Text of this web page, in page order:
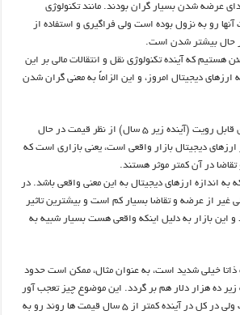
عرضه شدن بسیار گران بودند. مانند تکنولوژی
رو به نزول بوده است ولی فراگیری و استفاده از
در حال بیشتر شدن است.
هستیم که آینده تکنولوژی نقل و انتقالات مالی بر این
دیجیتال امروز، و این الزاماً به معنی گران شدن
ارزهای دیجیتال در آینده ای قابل رویت (آینده زیر ۵ سال) از نظر قیمت در حال
دیجیتال بازار واقعی است، یعنی بازاری است که
در آن کمتر موثر هستند.
به اندازه ارزهای دیجیتال به این معنی واقعی باشد. در
غیر از عرضه و تقاضا بسیار کم است و بیشترین تاثیر
و این بازار به دلیل اینکه واقعی هست بسیار شبیه به
ذاتا خیلی شدید است، به عنوان مثال، ممکن است حدود
ده هزار دلار هم بر گردد. این موضوع چیز تعجب آور
و غیرقابل پیش بینی نیست ولی در کل در آینده کمتر از ۵ سال قیمت ها روند رو به